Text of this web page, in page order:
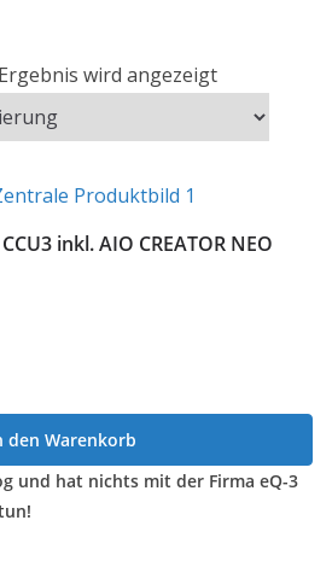
wird angezeigt
inkl. AIO CREATOR NEO
den Warenkorb
und hat nichts mit der Firma eQ-3